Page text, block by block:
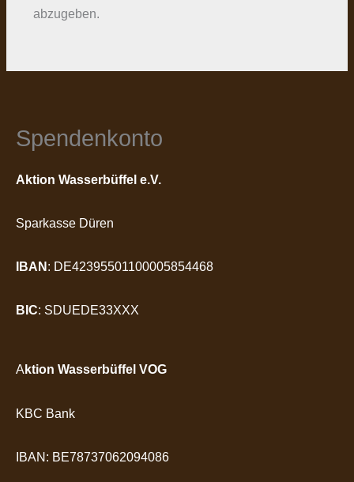
abzugeben.
Spendenkonto
Aktion Wasserbüffel e.V.
Sparkasse Düren
IBAN : DE42395501100005854468
BIC: SDUEDE33XXX
A ktion Wasserbüffel VOG
KBC Bank
IBAN: BE78737062094086